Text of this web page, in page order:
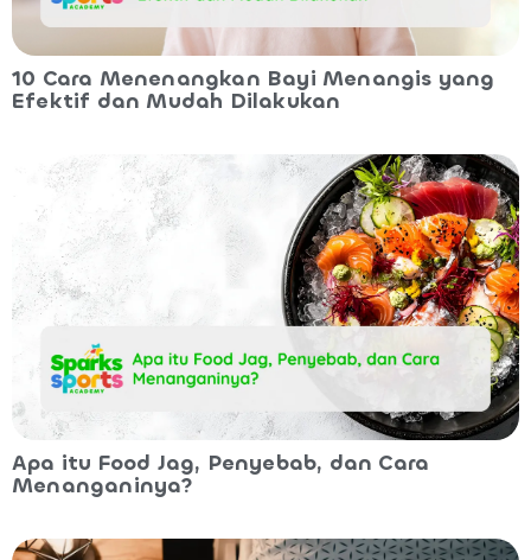
10 Cara Menenangkan Bayi Menangis yang
Efektif dan Mudah Dilakukan
Apa itu Food Jag, Penyebab, dan Cara
Menanganinya?